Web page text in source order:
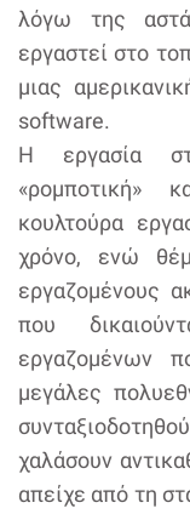
λόγω της
εργαστεί στo
μιας
software.
Η εργασία
«ρομποτική»
κουλτούρα
χρόνο, ενώ
εργαζομένους
που
εργαζομένων
μεγάλες
χαλάσουν
απείχε από τη